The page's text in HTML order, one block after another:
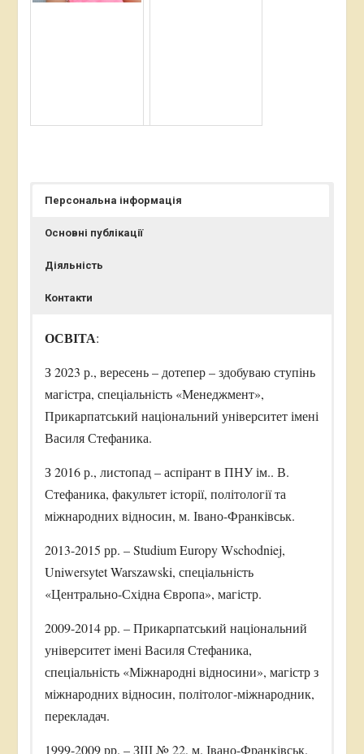
Персональна інформація
Основні публікації
Діяльність
Контакти
ОСВІТА:
З 2023 р., вересень – дотепер – здобуваю ступінь
магістра, спеціальність «Менеджмент»,
Прикарпатський національний університет імені
Василя Стефаника.
З 2016 р., листопад – аспірант в ПНУ ім.. В.
Стефаника, факультет історії, політології та
міжнародних відносин, м. Івано-Франківськ.
2013-2015 рр. – Studium Europy Wschodniej,
Uniwersytet Warszawski, спеціальність
«Центрально-Східна Європа», магістр.
2009-2014 рр. – Прикарпатський національний
університет імені Василя Стефаника,
спеціальність «Міжнародні відносини», магістр з
міжнародних відносин, політолог-міжнародник,
перекладач.
1999-2009 рр. – ЗШ № 22, м. Івано-Франківськ.